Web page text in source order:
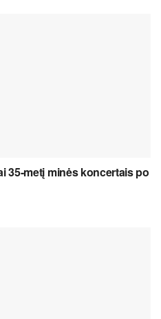
35-metį minės koncertais po